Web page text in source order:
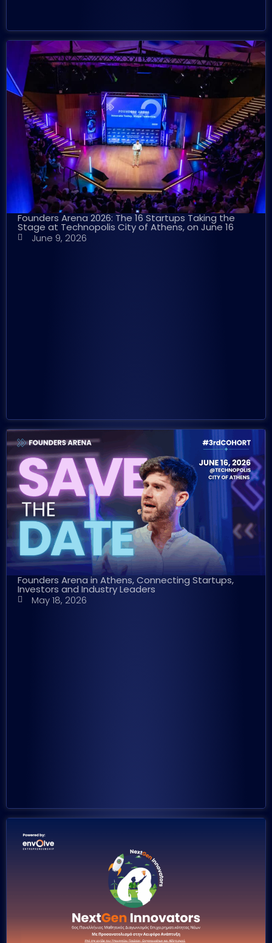
Founders Arena 2026: The 16 Startups Taking the
Stage at Technopolis City of Athens, on June 16
June 9, 2026
Founders Arena in Athens, Connecting Startups,
Investors and Industry Leaders
May 18, 2026